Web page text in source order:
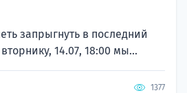
запрыгнуть в последний
14.07, 18:00 мы...
1377